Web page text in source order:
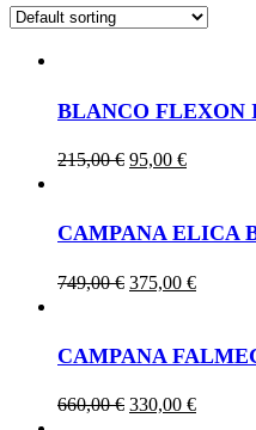
BLANCO FLEXON
215,00€ Original
215,00 €.
95,00 €Current
95,00 €.
CAMPANA ELICA
749,00€ Original
749,00 €.
375,00 €Current
375,00
CAMPANA
660,00€ Original
330,00 €Current